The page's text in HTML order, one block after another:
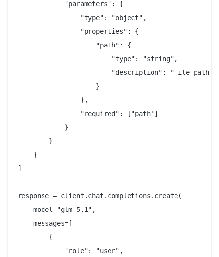
            "parameters": {
                "type": "object",
                "properties": {
                    "path": {
                        "type": "string",
"description": "File path
                    }
                },
                "required": ["path"]
            }
        }
    }
]
response = client.chat.completions.create(
    model="glm-5.1",
    messages=[
        {
            "role": "user",